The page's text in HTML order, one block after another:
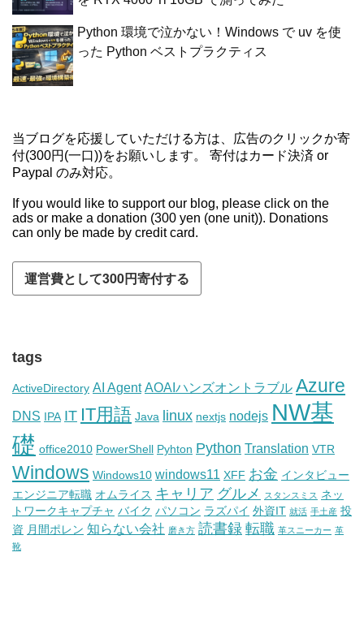
Python 環境で泣かない！Windows で uv を使
った Python ベストプラクティス
当ブログを応援していただける方は、広告のクリックか寄
付(300円(一口))をお願いします。 寄付はカード決済 or
Paypal のみ対応。
If you would like to support our blog, please click on the
ads or make a donation (300 yen (one unit)). Donations
can only be made by credit card.
tags
ActiveDirectory AI Agent AOAIハンズオントラブル Azure
DNS IPA IT IT用語 Java linux nextjs nodejs NW基
礎 office2010 PowerShell Pyhton Python Translation VTR
Windows Windows10 windows11 XFF お金 インタビュー
エンジニア転職 オムライス キャリア グルメ スタンスミス ネッ
トワークキャプチャ バイク パソコン ラズパイ 外資IT 就活 手土産 投
資 月間ポレン 知らない会社 磨き方 読書録 転職 革スニーカー 革
靴